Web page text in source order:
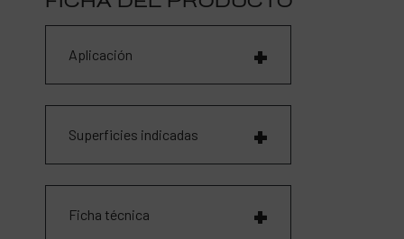
Aplicación
Superficies indicadas
Ficha técnica